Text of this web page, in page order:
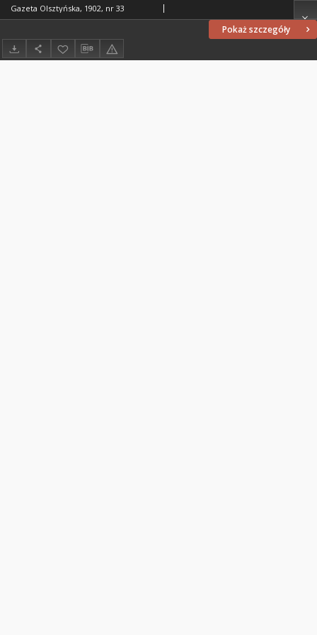
Pokaż szczegóły
Gazeta Olsztyńska, 1902, nr 33